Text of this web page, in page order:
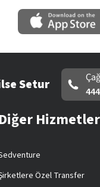
Setur
Diğer
Özel Transfer